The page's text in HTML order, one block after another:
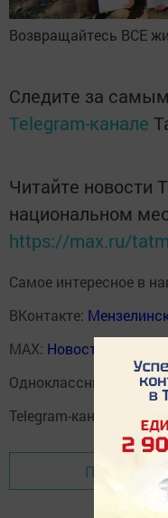
Возвращайтесь ВСЕ
Следите за
Telegram-канале
Читайте новости
национальном
https://max.ru/
Самое интересное в
ВКонтакте:
MAX: Новости
Одноклассники:
Telegram-канал:
Перейти на